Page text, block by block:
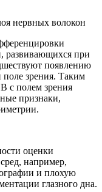
нервных волокон
развивающихся при
появлению
поле зрения. Таким
с полем зрения
признаки,
оценки
например,
и плохую
глазного дна.